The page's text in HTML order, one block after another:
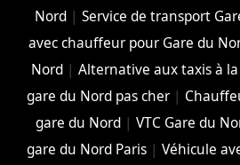
Nord| Service de transport
avec chauffeur pour Gare du
Nord| Alternative aux taxis à
gare du Nord pas cher|
gare du Nord| VTC Gare du
gare du Nord Paris |Véhicule